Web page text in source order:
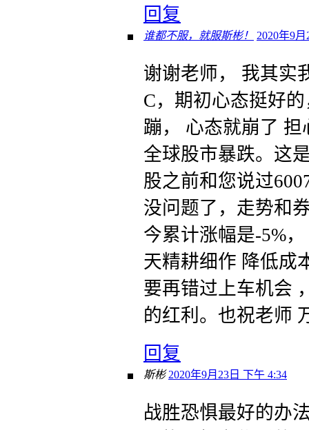
回复
谁都不服，就服斯彬！ 2020年9
谢谢老师， 我其实
C，期初心态挺好
蹦， 心态就崩了
全球股市暴跌。这
股之前和您说过
没问题了，走势和
今累计涨幅是-5%
天精耕细作 降低成
要再错过上车机会
的红利。也祝老师
回复
斯彬 2020年9月23日 下午 4:34
战胜恐惧最好的办